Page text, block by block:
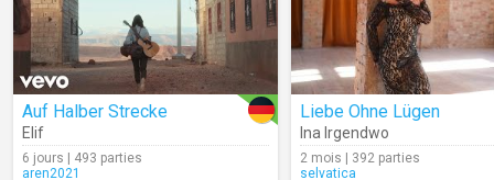
Auf Halber Strecke
Elif
6 jours | 493 parties
aren2021
Liebe Ohne Lügen
Ina Irgendwo
2 mois | 392 parties
selvatica